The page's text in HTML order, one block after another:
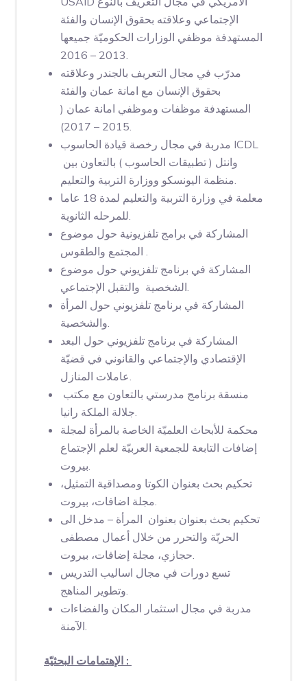
الإجتماعي وعلاقته بحقوق الإنسان والفئة
المستهدفة موظفي الوزارات الحكوميّة جميعها
2013 – 2016.
مدرّب في مجال التعريف بالجندر وعلاقته
بحقوق الإنسان مع امانة عمان والفئة
المستهدفة موظفات وموظفي امانة عمان (
2015 – 2017).
مدربة في مجال رخصة قيادة الحاسوب ICDL
منظمة اليونسكو ووزارة التربية والتعليم.
معلمة في وزارة التربية والتعليم لمدة 18 عاما
للمرحله الثانوية.
المشاركة في برامج تلفزيونية حول موضوع
المجتمع والطقوس .
المشاركة في برنامج تلفزيوني حول موضوع
الشخصية والتقبل الإجتماعي.
المشاركة في برنامج تلفزيوني حول المرأة
والشخصية.
المشاركة في برنامج تلفزيوني حول البعد
الإقتصادي والإجتماعي والقانوني في قضيّة
عاملات المنازل.
منسقة برنامج مدرستي بالتعاون مع مكتب
جلالة الملكة رانيا.
محكمة للأبحاث العلميّة الخاصة بالمرأة لمجلة
إضافات التابعة للجمعية العربيّة لعلم الإجتماع
بيروت.
تحكيم بحث بعنوان الكوتا ومصداقية التمثيل،
مجلة اضافات، بيروت.
تحكيم بحث بعنوان بعنوان المرأة – مدخل الى
الحريّة والتحرر من خلال أعمال مصطفى
حجازي، مجلة إضافات، بيروت.
تسع دورات في مجال اساليب التدريس
وتطوير المناهج.
مدربة في مجال استثمار المكان والفضاءات
الآمنة.
الإهتمامات البحثيّة :